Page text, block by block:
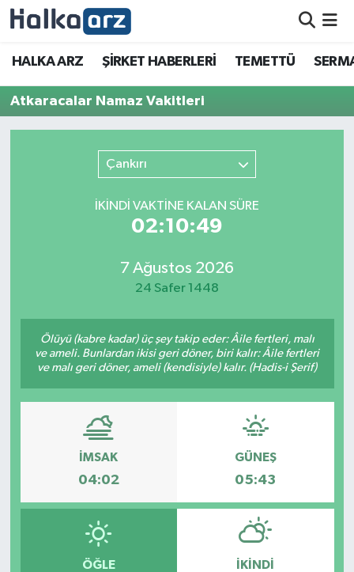
HALKA ARZ ŞİRKET HABERLERİ TEMETTÜ
Atkaracalar Namaz Vakitleri
Çankırı
İKINDI VAKTİNE KALAN SÜRE
02:10:49
7 Ağustos 2026
24 Safer 1448
Ölüyü (kabre kadar) üç şey takip eder: Âile fertleri, malı
ve ameli. Bunlardan ikisi geri döner, biri kalır: Âile fertleri
ve malı geri döner, ameli (kendisiyle) kalır. (Hadis-i Şerif)
İMSAK
04:02
GÜNEŞ
05:43
ÖĞLE İKINDI
HALKA ARZ
SERMAYE ARTIRIMI
TEMETTÜ